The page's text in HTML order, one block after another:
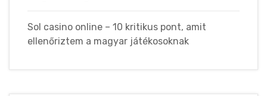
Sol casino online – 10 kritikus pont, amit
ellenőriztem a magyar játékosoknak